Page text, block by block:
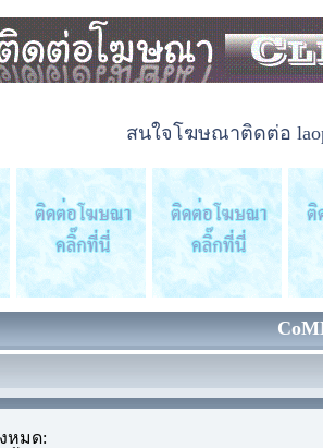
สนใจโฆษณาติดต่อ
หมด: